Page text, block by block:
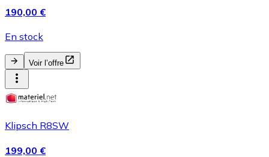
190,00 €
En stock
Voir l’offre
Klipsch R8SW
199,00 €